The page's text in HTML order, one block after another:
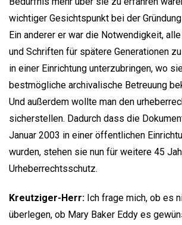
wichtiger Gesichtspunkt bei der
Ein anderer er war die Notwendigkeit,
und Schriften für spätere Generationen
in einer Einrichtung unterzubringen, wo
bestmögliche archivalische Betreuung
Und außerdem wollte man den
sicherstellen. Dadurch dass die
Januar 2003 in einer öffentlichen
wurden, stehen sie nun für weitere 45
Urheberrechtsschutz.
Kreutziger-Herr: Ich frage mich, ob es
überlegen, ob Mary Baker Eddy es